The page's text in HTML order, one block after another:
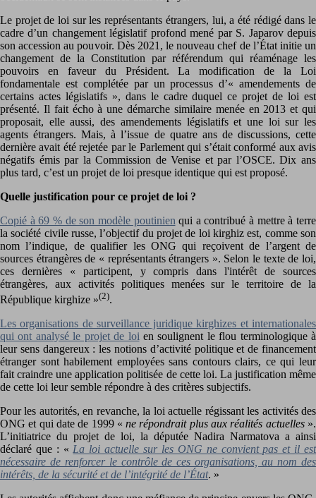
Le projet de loi sur les représentants étrangers, lui, a été rédigé dans le
cadre d’un changement législatif profond mené par S. Japarov depuis
son accession au pouvoir. Dès 2021, le nouveau chef de l’État initie un
changement de la Constitution par référendum qui réaménage les
pouvoirs en faveur du Président. La modification de la Loi
fondamentale est complétée par un processus d’« amendements de
certains actes législatifs », dans le cadre duquel ce projet de loi est
présenté. Il fait écho à une démarche similaire menée en 2013 et qui
proposait, elle aussi, des amendements législatifs et une loi sur les
agents étrangers. Mais, à l’issue de quatre ans de discussions, cette
dernière avait été rejetée par le Parlement qui s’était conformé aux avis
négatifs émis par la Commission de Venise et par l’OSCE. Dix ans
plus tard, c’est un projet de loi presque identique qui est proposé.
Quelle justification pour ce projet de loi ?
Copié à 69 % de son modèle poutinien qui a contribué à mettre à terre
la société civile russe, l’objectif du projet de loi kirghiz est, comme son
nom l’indique, de qualifier les ONG qui reçoivent de l’argent de
sources étrangères de « représentants étrangers ». Selon le texte de loi,
ces dernières « participent, y compris dans l'intérêt de sources
étrangères, aux activités politiques menées sur le territoire de la
République kirghize »(2).
Les organisations de surveillance juridique kirghizes et internationales
qui ont analysé le projet de loien soulignent le flou terminologique à
leur sens dangereux : les notions d’activité politique et de financement
étranger sont habilement employées sans contours clairs, ce qui leur
fait craindre une application politisée de cette loi. La justification même
de cette loi leur semble répondre à des critères subjectifs.
Pour les autorités, en revanche, la loi actuelle régissant les activités des
ONG et qui date de 1999 «ne répondrait plus aux réalités actuelles».
L’initiatrice du projet de loi, la députée Nadira Narmatova a ainsi
déclaré que : «La loi actuelle sur les ONG ne convient pas et il est
nécessaire de renforcer le contrôle de ces organisations, au nom des
intérêts, de la sécurité et de l’intégrité de l’État. »